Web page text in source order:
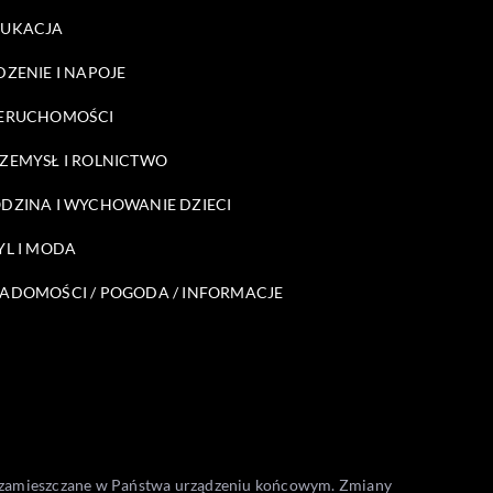
I NAPOJE
I ROLNICTWO
I WYCHOWANIE DZIECI
I MODA
/ POGODA / INFORMACJE
w Państwa urządzeniu końcowym. Zmiany